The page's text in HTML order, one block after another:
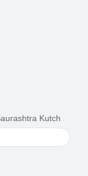
Kutch